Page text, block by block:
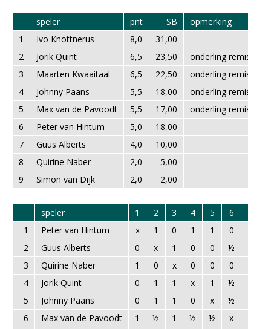
speler pnt SB
opmerking
1
Ivo Knottnerus 8,0
31,00
2
Jorik Quint 6,5 23,50
onderling remise;
3
Maarten Kwaaitaal 6,5 22,50
onderling remise;
4
Johnny Paans 5,5 18,00
onderling remise;
5
Max van de Pavoodt 5,5 17,00
onderling remise;
6
Peter van Hintum 5,0
18,00
7
Guus Alberts 4,0
10,00
8
Quirine Naber 2,0
5,00
9
Simon van Dijk 2,0 2,00
speler 1 2 3 4 5 6
1
Peter van Hintum x 1 0 1 1 0
2
Guus Alberts 0 x 1 0 0 ½
3
Quirine Naber 1 0 x 0 0 0
4
Jorik Quint 0 1 1 x 1 ½
5
Johnny Paans 0 1 1 0 x ½
6
Max van de Pavoodt 1 ½ 1 ½ ½ x